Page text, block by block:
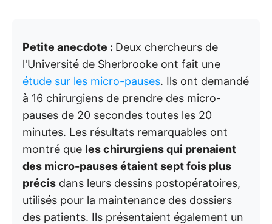
Petite anecdote : Deux chercheurs de
l'Université de Sherbrooke ont fait une
étude sur les micro-pauses. Ils ont demandé
à 16 chirurgiens de prendre des micro-
pauses de 20 secondes toutes les 20
minutes. Les résultats remarquables ont
montré que les chirurgiens qui prenaient
des micro-pauses étaient sept fois plus
précis dans leurs dessins postopératoires,
utilisés pour la maintenance des dossiers
des patients. Ils présentaient également un